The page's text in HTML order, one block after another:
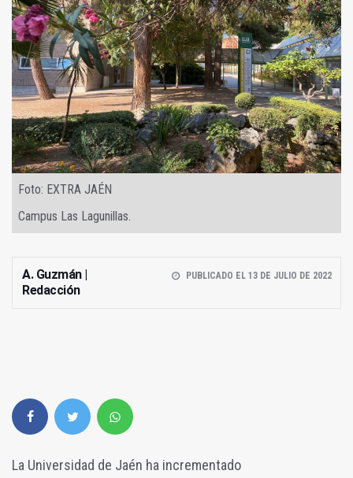
Foto: EXTRA JAÉN
Campus Las Lagunillas.
A. Guzmán |
Redacción
PUBLICADO EL 13 DE JULIO DE 2022
La Universidad de Jaén ha incrementado